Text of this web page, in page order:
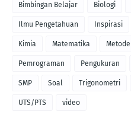
Bimbingan Belajar Biologi
Ilmu Pengetahuan Inspirasi
Kimia Matematika Metode
Pemrograman Pengukuran
SMP Soal Trigonometri
UTS/PTS video